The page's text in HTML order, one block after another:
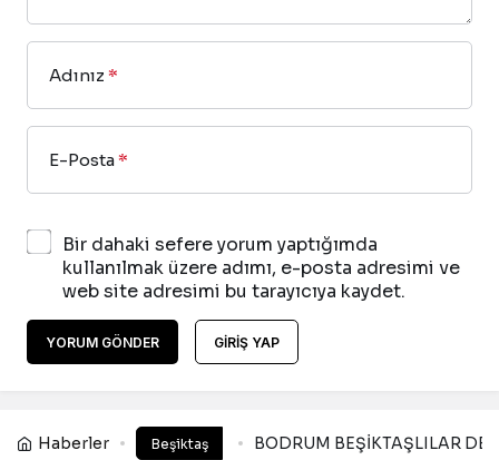
Adınız *
E-Posta*
Bir dahaki sefere yorum yaptığımda
kullanılmak üzere adımı, e-posta adresimi ve
web site adresimi bu tarayıcıya kaydet.
YORUM GÖNDER GIRIŞ YAP
Haberler Beşiktaş BODRUM BEŞİKTAŞLILAR